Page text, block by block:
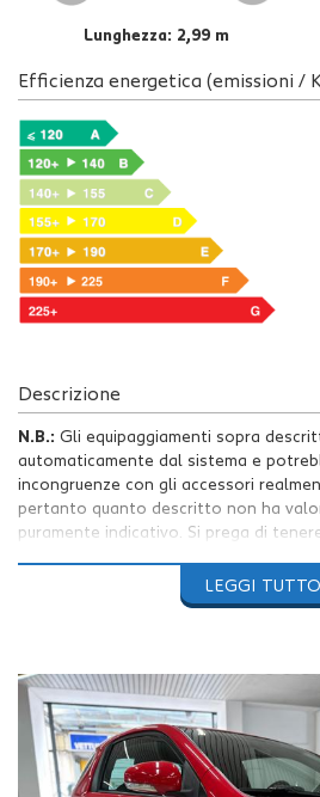
Lunghezza: 2,99 m
Efficienza energetica (emissioni /
Descrizione
N.B.: Gli equipaggiamenti sopra
automaticamente dal sistema e
incongruenze con gli accessori
pertanto quanto descritto non ha
puramente indicativo. Si prega di
AUTO4YOU PROPONETOYOTA iQ
SOLI46.628Kmpercorsi da
Vettura ineccellenti condizioni
idonea a guida da neopatentato
LEGGI